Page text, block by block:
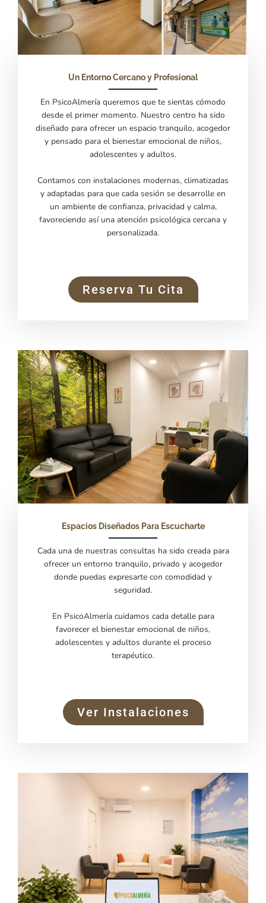
Un Entorno Cercano y Profesional
En PsicoAlmería queremos que te sientas cómodo
desde el primer momento. Nuestro centro ha sido
diseñado para ofrecer un espacio tranquilo, acogedor
y pensado para el bienestar emocional de niños,
adolescentes y adultos.
Contamos con instalaciones modernas, climatizadas
y adaptadas para que cada sesión se desarrolle en
un ambiente de confianza, privacidad y calma,
favoreciendo así una atención psicológica cercana y
personalizada.
Reserva Tu Cita
Espacios Diseñados Para Escucharte
Cada una de nuestras consultas ha sido creada para
ofrecer un entorno tranquilo, privado y acogedor
donde puedas expresarte con comodidad y
seguridad.
En PsicoAlmería cuidamos cada detalle para
favorecer el bienestar emocional de niños,
adolescentes y adultos durante el proceso
terapéutico.
Ver Instalaciones